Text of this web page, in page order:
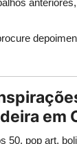
em
50, pop art,